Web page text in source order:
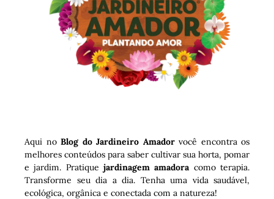
Aqui no Blog do Jardineiro Amadorvocê encontra os
melhores conteúdos para saber cultivar sua horta, pomar
e jardim. Pratique jardinagem amadoracomo terapia.
Transforme seu dia a dia. Tenha uma vida saudável,
ecológica, orgânica e conectada com a natureza!